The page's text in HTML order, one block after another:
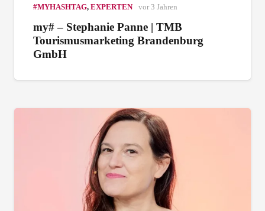
#MYHASHTAG, EXPERTEN vor 3 Jahren
my# – Stephanie Panne | TMB
Tourismusmarketing Brandenburg
GmbH